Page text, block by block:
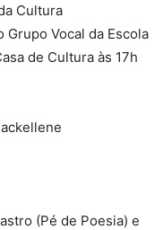
Cultura
Vocal da Escola
de Cultura às 17h
(Pé de Poesia) e